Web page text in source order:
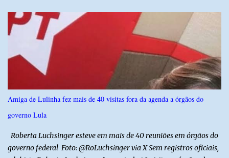
2024. Ao final de 2025, esse passivo já havia caído para R$
13.239.208,81. No primeiro semestre de 2026, o valor voltou a
recuar, chegando a R$ 12.357.336,09. Na comparação entre o
encerramento da gestão anterior e o primeiro semestre de 2026, a
redução foi de R$ 6.583.599,79, equivalente a aproximadamente
34,8% do estoque da dívida. Os números também mostram que o
município conseguiu manter a trajetória de queda durante a atual
administração. Apenas no primeiro semestre de 2026, a dívida foi
reduzida em R$ 881.872,72 em relação ao saldo do exercício
Amiga de Lulinha fez mais de 40 visitas fora da agenda a órgãos do
governo Lula
Roberta Luchsinger esteve em mais de 40 reuniões em órgãos do
governo federal Foto: @RoLuchsinger via X Sem registros oficiais,